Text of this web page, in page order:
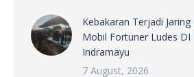
Kebakaran Terjadi
Mobil Fortuner Ludes DI
Indramayu
7 August, 2026